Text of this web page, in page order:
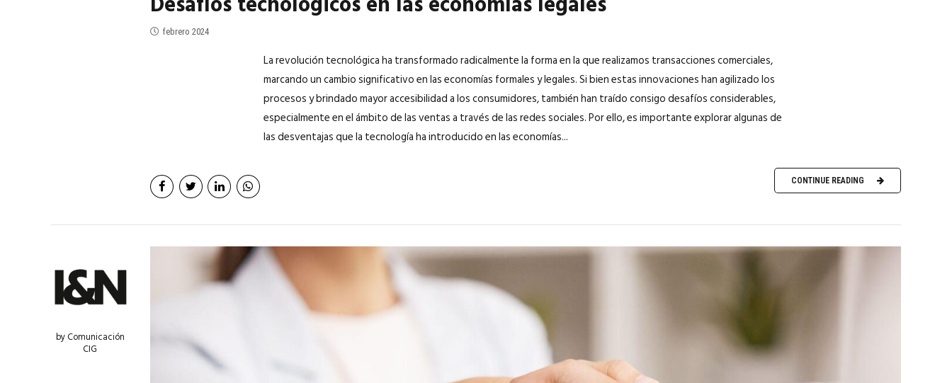
febrero 2024
La revolución tecnológica ha transformado radicalmente la forma en la que realizamos transacciones comerciales,
marcando un cambio significativo en las economías formales y legales. Si bien estas innovaciones han agilizado los
procesos y brindado mayor accesibilidad a los consumidores, también han traído consigo desafíos considerables,
especialmente en el ámbito de las ventas a través de las redes sociales. Por ello, es importante explorar algunas de
las desventajas que la tecnología ha introducido en las economías...
CONTINUE READING
by Comunicación
CIG